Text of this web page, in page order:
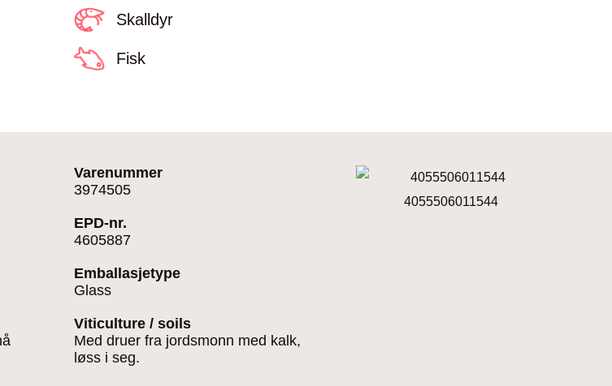
Skalldyr
Fisk
Varenummer
3974505
EPD-nr.
4605887
Emballasjetype
Glass
Viticulture / soils
Med druer fra jordsmonn med kalk,
løss i seg.
4055506011544